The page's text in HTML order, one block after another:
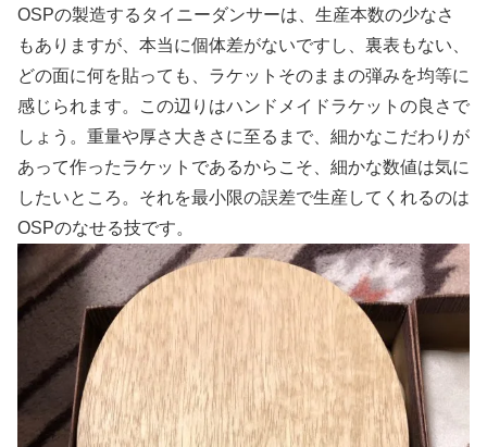
OSPの製造するタイニーダンサーは、生産本数の少なさ
もありますが、本当に個体差がないですし、裏表もない、
どの面に何を貼っても、ラケットそのままの弾みを均等に
感じられます。この辺りはハンドメイドラケットの良さで
しょう。重量や厚さ大きさに至るまで、細かなこだわりが
あって作ったラケットであるからこそ、細かな数値は気に
したいところ。それを最小限の誤差で生産してくれるのは
OSPのなせる技です。